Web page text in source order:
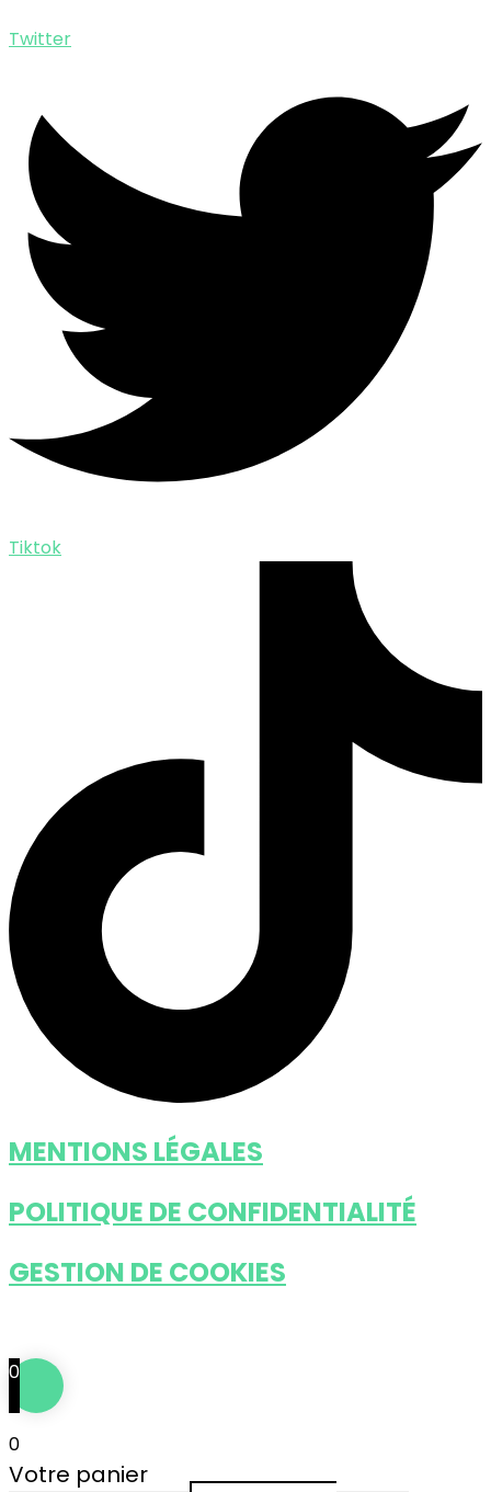
Twitter
Tiktok
MENTIONS LÉGALES
POLITIQUE DE CONFIDENTIALITÉ
GESTION DE COOKIES
0
0
Votre panier